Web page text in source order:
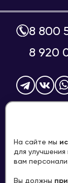
8 800
8 920
На сайте мы
для улучшения
вам
Вы должны